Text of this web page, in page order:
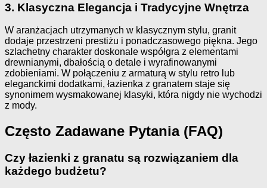
3. Klasyczna Elegancja i Tradycyjne Wnętrza
W aranżacjach utrzymanych w klasycznym stylu, granit
dodaje przestrzeni prestiżu i ponadczasowego piękna. Jego
szlachetny charakter doskonale współgra z elementami
drewnianymi, dbałością o detale i wyrafinowanymi
zdobieniami. W połączeniu z armaturą w stylu retro lub
eleganckimi dodatkami, łazienka z granatem staje się
synonimem wysmakowanej klasyki, która nigdy nie wychodzi
z mody.
Często Zadawane Pytania (FAQ)
Czy łazienki z granatu są rozwiązaniem dla
każdego budżetu?